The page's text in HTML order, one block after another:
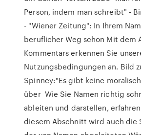
Person, indem man schreibt" -
- "Wiener Zeitung": In Ihrem
beruflicher Weg schon Mit dem
Kommentars erkennen Sie
Nutzungsbedingungen an. Bild
Spinney:"Es gibt keine
über Wie Sie Namen richtig
ableiten und darstellen,
diesem Abschnitt wird auch die